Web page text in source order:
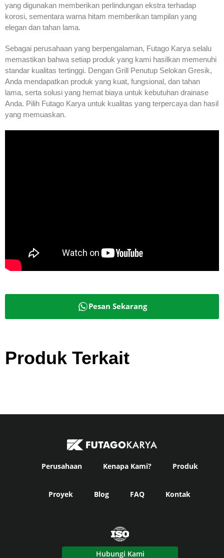
yang digunakan memberikan perlindungan ekstra terhadap
korosi, sementara warna hitam memberikan tampilan yang
elegan dan tahan lama.
Sebagai perusahaan yang berpengalaman, Futago Karya selalu
memastikan bahwa setiap produk yang kami hasilkan memenuhi
standar kualitas tertinggi. Dengan Grill Penutup Selokan Gresik,
Anda mendapatkan produk yang kuat, fungsional, dan tahan
lama, serta solusi yang hemat biaya untuk kebutuhan drainase
Anda. Pilih Futago Karya untuk kualitas yang terpercaya dan hasil
yang memuaskan.
Pesan Sekarang
Produk Terkait
Perusahaan Kenapa Kami? Produk
Proyek Blog FAQ Kontak
Hubungi Kami